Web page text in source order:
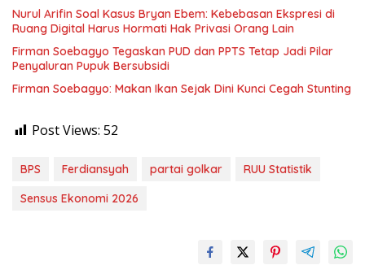
Nurul Arifin Soal Kasus Bryan Ebem: Kebebasan Ekspresi di
Ruang Digital Harus Hormati Hak Privasi Orang Lain
Firman Soebagyo Tegaskan PUD dan PPTS Tetap Jadi Pilar
Penyaluran Pupuk Bersubsidi
Firman Soebagyo: Makan Ikan Sejak Dini Kunci Cegah Stunting
Post Views: 52
BPS Ferdiansyah partai golkar
RUU Statistik
Sensus Ekonomi 2026